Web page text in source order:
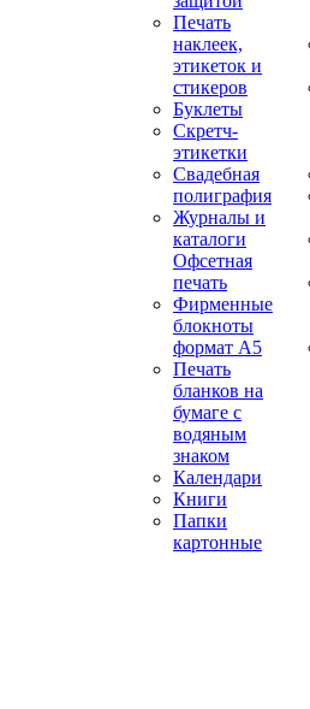
Печать
наклеек,
этикеток и
стикеров
Буклеты
Скретч-
этикетки
Свадебная
полиграфия
Журналы и
каталоги
Офсетная
печать
Фирменные
блокноты
формат А5
Печать
бланков на
бумаге с
водяным
знаком
Календари
Книги
Папки
картонные